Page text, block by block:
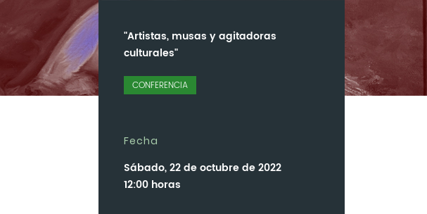
"Artistas, musas y agitadoras
culturales"
CONFERENCIA
Fecha
Sábado, 22 de octubre de 2022
12:00 horas